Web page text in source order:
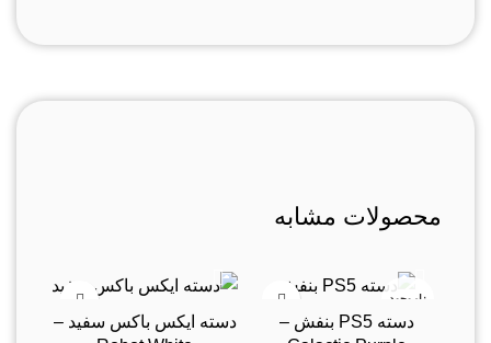
محصولات مشابه
ناموجود
دسته PS5 بنفش –
دسته ایکس باکس سفید –